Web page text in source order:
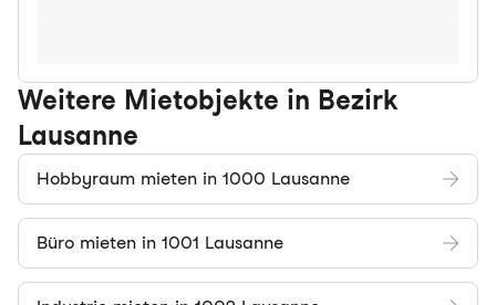
Weitere Mietobjekte in Bezirk
Lausanne
Hobbyraum mieten in 1000 Lausanne
Büro mieten in 1001 Lausanne